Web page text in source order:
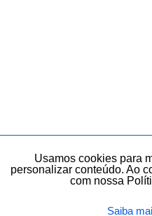
Usamos cookies para
personalizar conteúdo. Ao
com nossa
Saiba